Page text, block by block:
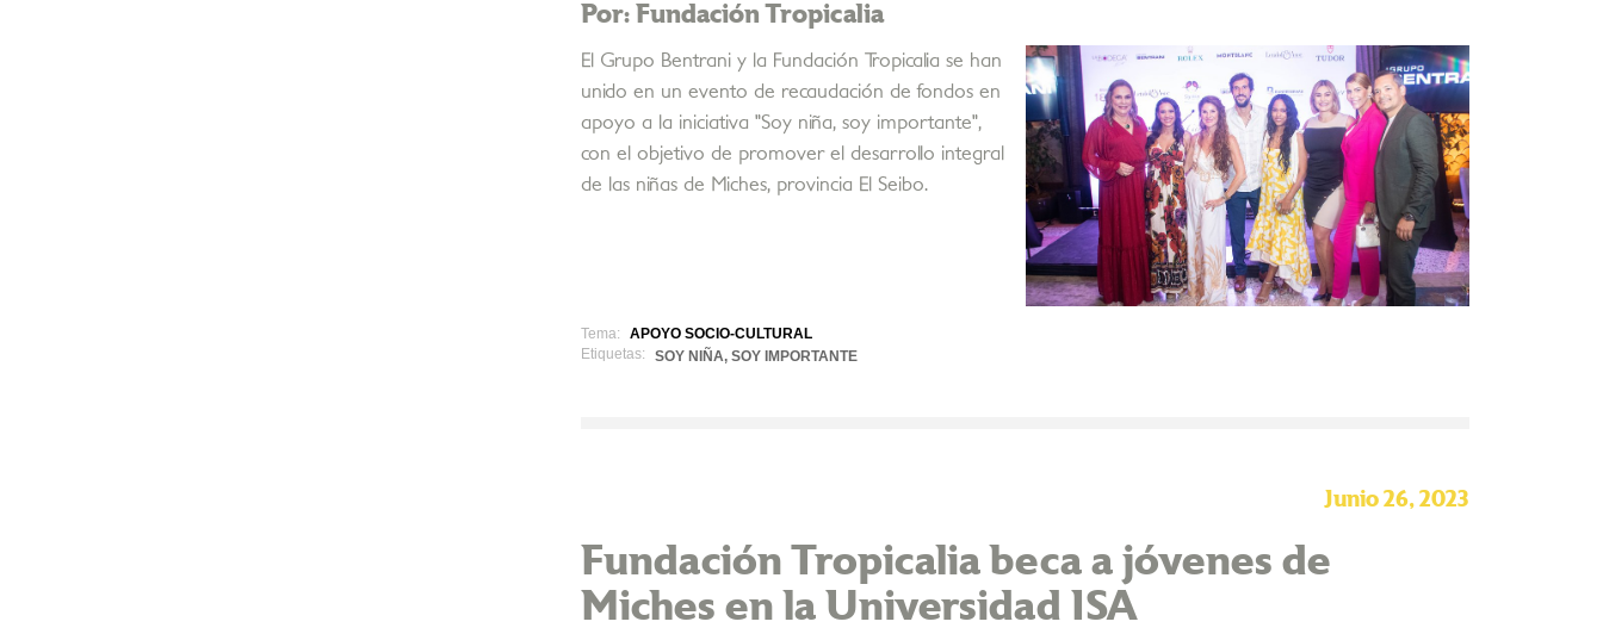
Por: Fundación Tropicalia
El Grupo Bentrani y la Fundación Tropicalia se han
unido en un evento de recaudación de fondos en
apoyo a la iniciativa "Soy niña, soy importante",
con el objetivo de promover el desarrollo integral
de las niñas de Miches, provincia El Seibo.
Tema:
APOYO SOCIO-CULTURAL
Etiquetas:
SOY NIÑA, SOY IMPORTANTE
Junio 26, 2023
Fundación Tropicalia beca a jóvenes de
Miches en la Universidad ISA